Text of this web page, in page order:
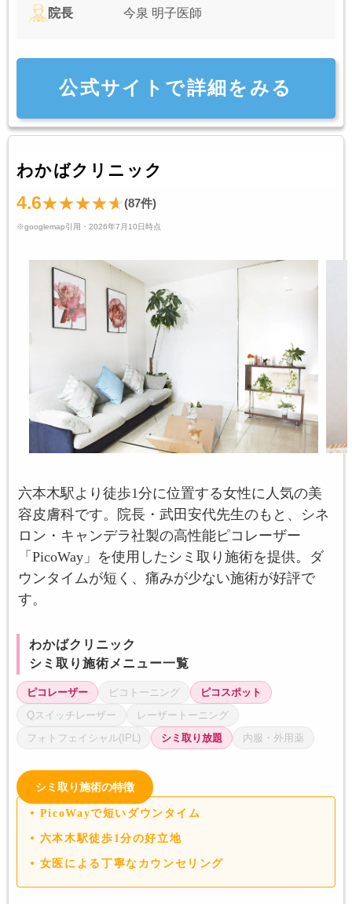
院長
今泉 明子医師
公式サイトで詳細をみる
わかばクリニック
4.6 (87件)
※googlemap引用・2026年7月10日時点
六本木駅より徒歩1分に位置する女性に人気の美
容皮膚科です。院長・武田安代先生のもと、シネ
ロン・キャンデラ社製の高性能ピコレーザー
「PicoWay」を使用したシミ取り施術を提供。ダ
ウンタイムが短く、痛みが少ない施術が好評で
す。
わかばクリニック
シミ取り施術メニュー一覧
ピコレーザー ピコトーニング
ピコスポット
Qスイッチレーザー
レーザートーニング
フォトフェイシャル(IPL)
シミ取り放題 内服・外用薬
シミ取り施術の特徴
PicoWayで短いダウンタイム
六本木駅徒歩1分の好立地
女医による丁寧なカウンセリング